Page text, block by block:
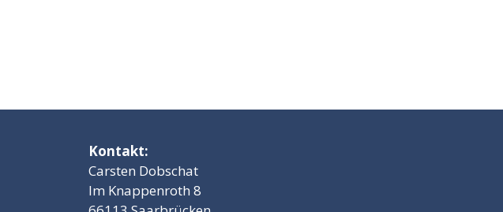
Kontakt:
Carsten Dobschat
Im Knappenroth 8